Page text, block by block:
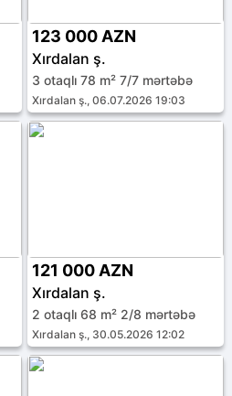
123 000 AZN
Xırdalan ş.
3 otaqlı 78 m² 7/7 mərtəbə
Xırdalan ş., 06.07.2026 19:03
121 000 AZN
Xırdalan ş.
2 otaqlı 68 m² 2/8 mərtəbə
Xırdalan ş., 30.05.2026 12:02